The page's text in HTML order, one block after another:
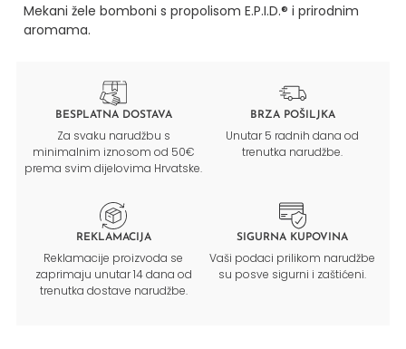
Mekani žele bomboni s propolisom E.P.I.D.® i prirodnim
aromama.
BESPLATNA DOSTAVA
Za svaku narudžbu s
minimalnim iznosom od 50€
prema svim dijelovima Hrvatske.
BRZA POŠILJKA
Unutar 5 radnih dana od
trenutka narudžbe.
REKLAMACIJA
Reklamacije proizvoda se
zaprimaju unutar 14 dana od
trenutka dostave narudžbe.
SIGURNA KUPOVINA
Vaši podaci prilikom narudžbe
su posve sigurni i zaštićeni.